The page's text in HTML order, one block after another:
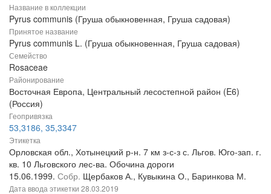
Название в коллекции
Pyrus communis (Груша обыкновенная, Груша садовая)
Принятое название
Pyrus communis L. (Груша обыкновенная, Груша садовая)
Семейство
Rosaceae
Районирование
Восточная Европа, Центральный лесостепной район (E6)
(Россия)
Геопривязка
53,3186, 35,3347
Этикетка
Орловская обл., Хотынецкий р-н. 7 км з-с-з с. Льгов. Юго-зап. г.
кв. 10 Льговского лес-ва. Обочина дороги
15.06.1999. Собр. Щербаков А., Кувыкина О., Баринкова М.
Дата ввода этикетки 28.03.2019